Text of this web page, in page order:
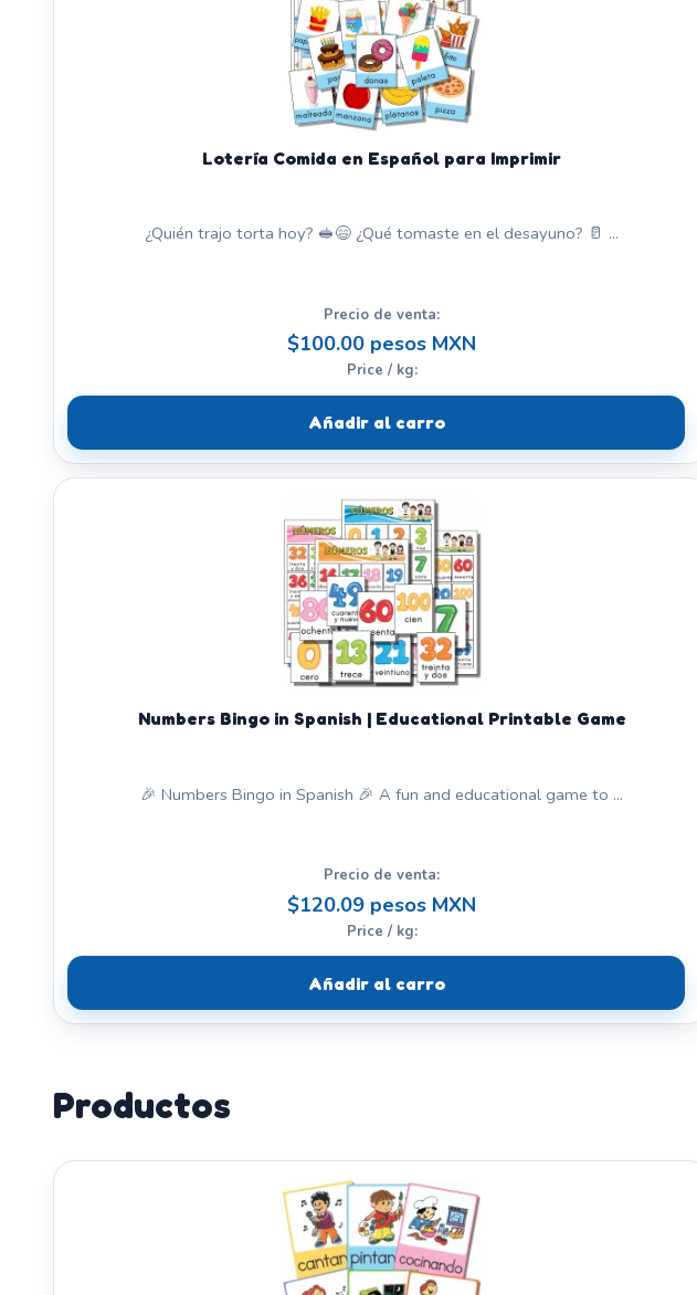
Lotería Comida en Español para Imprimir
¿Quién trajo torta hoy? 🥪😄 ¿Qué tomaste en el desayuno? 🥛 ...
Precio de venta:
$100.00 pesos MXN
Price / kg:
Añadir al carro
Numbers Bingo in Spanish | Educational Printable Game
🎉 Numbers Bingo in Spanish 🎉 A fun and educational game to ...
Precio de venta:
$120.09 pesos MXN
Price / kg:
Añadir al carro
Productos